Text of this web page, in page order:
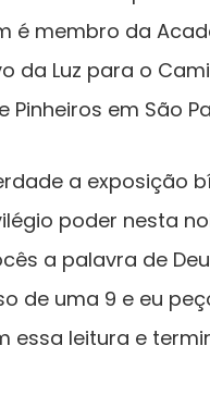
é membro da
da Luz para o
Pinheiros em São
a exposição
poder nesta
a palavra de
de uma 9 e eu
essa leitura e